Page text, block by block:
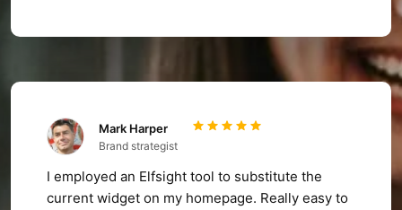
Mark Harper
Brand strategist
I employed an Elfsight tool to substitute the
current widget on my homepage. Really easy to